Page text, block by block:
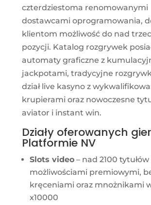
czterdziestoma renomowanymi
dostawcami oprogramowania,
klientom możliwość do nad
pozycji. Katalog rozgrywek
automaty graficzne z
jackpotami, tradycyjne
dział live kasyno z
krupierami oraz nowoczesne
aviator i instant win.
Działy oferowanych
Platformie NV
Slots video– nad 2100 tytułów
możliwościami premiowymi,
kręceniami oraz mnożnikami
x10000